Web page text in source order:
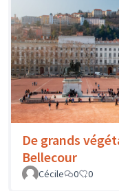
De grands
Bellecour
Cécile
0 0